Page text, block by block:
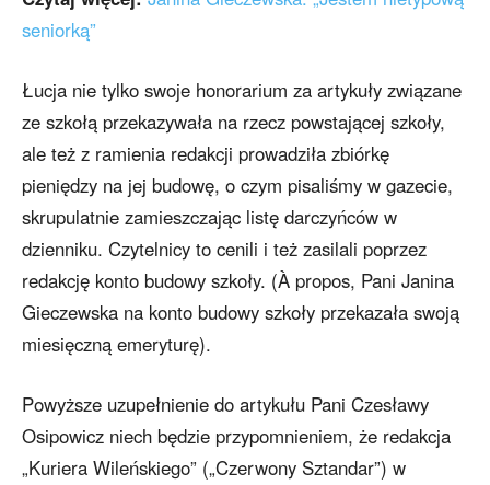
seniorką”
Łucja nie tylko swoje honorarium za artykuły związane
ze szkołą przekazywała na rzecz powstającej szkoły,
ale też z ramienia redakcji prowadziła zbiórkę
pieniędzy na jej budowę, o czym pisaliśmy w gazecie,
skrupulatnie zamieszczając listę darczyńców w
dzienniku. Czytelnicy to cenili i też zasilali poprzez
redakcję konto budowy szkoły. (À propos, Pani Janina
Gieczewska na konto budowy szkoły przekazała swoją
miesięczną emeryturę).
Powyższe uzupełnienie do artykułu Pani Czesławy
Osipowicz niech będzie przypomnieniem, że redakcja
„Kuriera Wileńskiego” („Czerwony Sztandar”) w